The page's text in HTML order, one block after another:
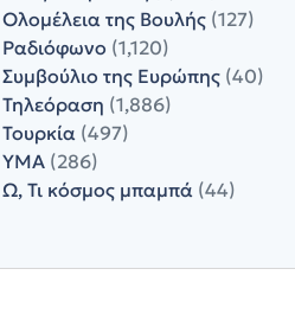
Ολομέλεια της Βουλής(127)
Ραδιόφωνο (1,120)
Συμβούλιο της Ευρώπης(40)
Τηλεόραση (1,886)
Τουρκία(497)
ΥΜΑ(286)
Ω, Τι κόσμος μπαμπά(44)